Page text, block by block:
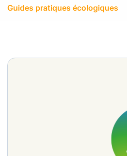
Guides pratiques écologiques